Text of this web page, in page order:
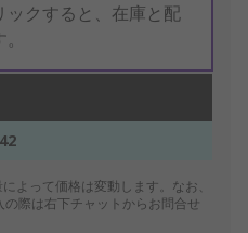
ックすると、在庫と配
よって価格は変動します。なお、
際は右下チャットからお問合せ